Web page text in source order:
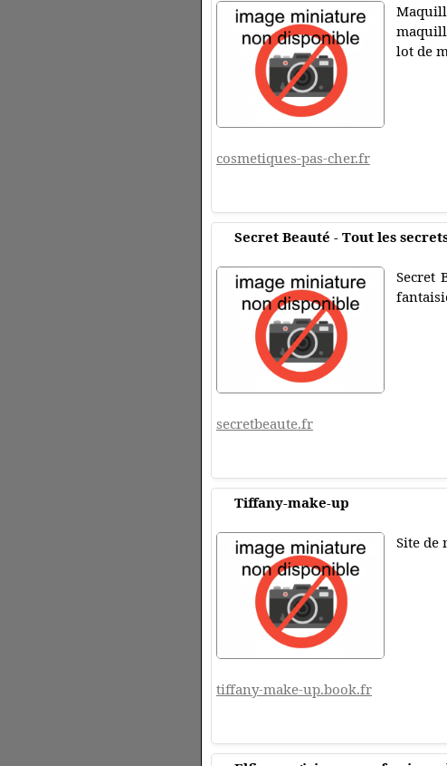
lot de
cosmetiques-pas-cher.fr
Secret Beauté - Tout les
Secret
secretbeaute.fr
Tiffany-make-up
Site de
tiffany-make-up.book.fr